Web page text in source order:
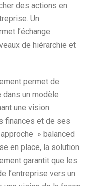
des actions en
Un
l’échange
de hiérarchie et
permet de
un modèle
une vision
finances et de ses
» balanced
en place, la solution
garantit que les
l’entreprise vers un